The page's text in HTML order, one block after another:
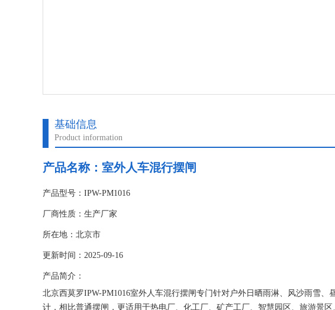
基础信息
Product information
产品名称： 室外人车混行摆闸
产品型号：IPW-PM1016
厂商性质：生产厂家
所在地：北京市
更新时间：2025-09-16
产品简介：
北京西莫罗IPW-PM1016室外人车混行摆闸专门针对户外日晒雨淋、风沙雨雪
计，相比普通摆闸，更适用于热电厂、化工厂、矿产工厂、智慧园区、旅游景